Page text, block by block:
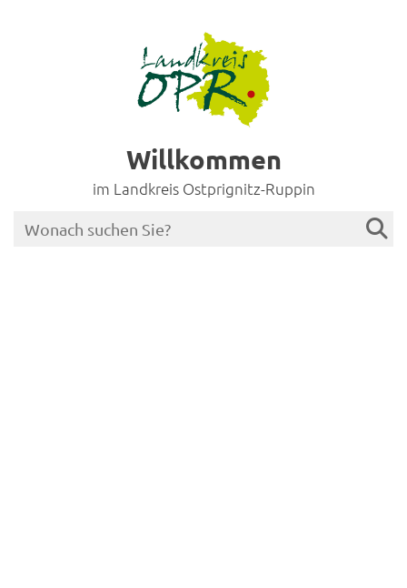
Willkommen
im Landkreis Ostprignitz-Ruppin